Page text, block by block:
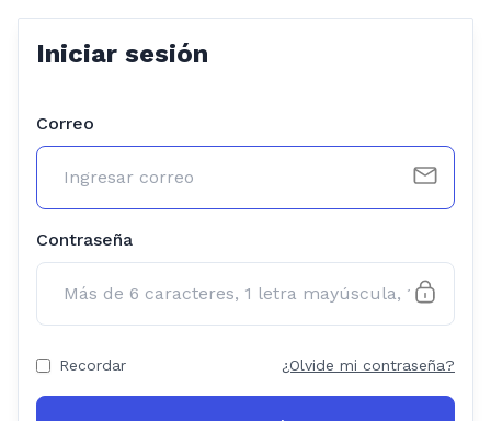
Iniciar sesión
Correo
Contraseña
Recordar ¿Olvide mi contraseña?